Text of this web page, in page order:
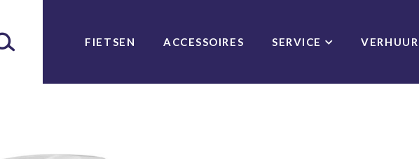
FIETSEN ACCESSOIRES SERVICE VERHUUR